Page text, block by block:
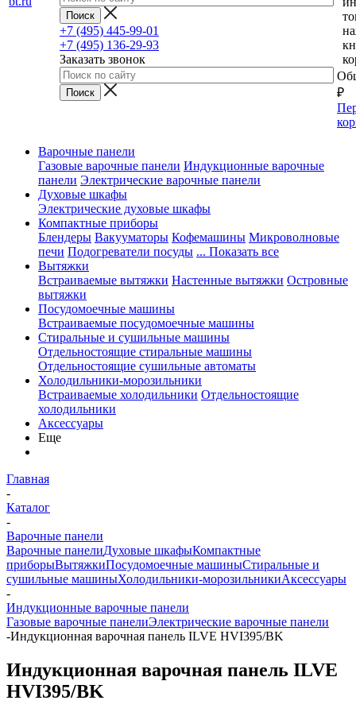
+7 (495) 445-99-01
+7 (495) 136-29-93
Заказать звонок
₽
Варочные панели
Газовые варочные панели Индукционные варочные
панели Электрические варочные панели
Духовые шкафы
Электрические духовые шкафы
Компактные приборы
Блендеры Вакууматоры Кофемашины Микроволновые
печи Подогреватели посуды ... Показать все
Вытяжки
Встраиваемые вытяжки Настенные вытяжки Островные
вытяжки
Посудомоечные машины
Встраиваемые посудомоечные машины
Стиральные и сушильные машины
Отдельностоящие стиральные машины
Отдельностоящие сушильные автоматы
Холодильники-морозильники
Встраиваемые холодильники Отдельностоящие
холодильники
Аксессуары
Еще
Главная
-
Каталог
-
Варочные панели
Варочные панелиДуховые шкафыКомпактные
приборыВытяжкиПосудомоечные машиныСтиральные и
сушильные машиныХолодильники-морозильникиАксессуары
-
Индукционные варочные панели
Газовые варочные панелиЭлектрические варочные панели
-Индукционная варочная панель ILVE HVI395/BK
Индукционная варочная панель ILVE
HVI395/BK